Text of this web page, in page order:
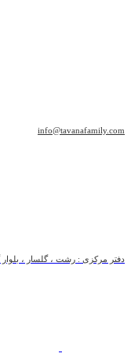
info@tavanafamily.com
دفتر مرکزی : رشت ، گلسار ، بلوار